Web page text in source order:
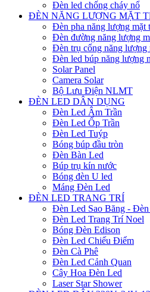
Đèn led chống cháy nổ
ĐÈN NĂNG LƯỢNG MẶT
Đèn pha năng lượng mặt
Đèn đường năng lượng
Đèn trụ cổng năng lượng
Đèn led búp năng lượng
Solar Panel
Camera Solar
Bộ Lưu Điện NLMT
ĐÈN LED DÂN DỤNG
Đèn Led Âm Trần
Đèn Led Ốp Trần
Đèn Led Tuýp
Bóng búp đầu tròn
Đèn Bàn Led
Búp trụ kín nước
Bóng đèn U led
Máng Đèn Led
ĐÈN LED TRANG TRÍ
Đèn Led Sao Băng -
Đèn Led Trang Trí Noel
Bóng Đèn Edison
Đèn Led Chiếu Điểm
Đèn Cà Phê
Đèn Led Cảnh Quan
Cây Hoa Đèn Led
Laser Star Shower